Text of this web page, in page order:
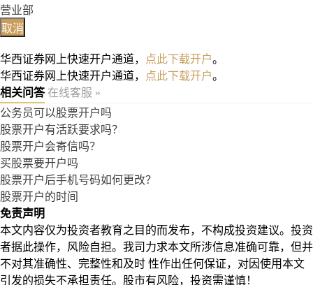
营业部
取消
华西证券网上快速开户通道， 点此下载开户。
华西证券网上快速开户通道，
点此下载开户。
相关问答 在线客服 »
公务员可以股票开户吗
股票开户有活跃要求吗？
股票开户会寄信吗？
买股票要开户吗
股票开户后手机号码如何更改？
股票开户的时间
免责声明
本文内容仅为投资者教育之目的而发布，不构成投资建议。投资
者据此操作，风险自担。我司力求本文所涉信息准确可靠，但并
不对其准确性、完整性和及时 性作出任何保证，对因使用本文
引发的损失不承担责任。股市有风险，投资需谨慎！